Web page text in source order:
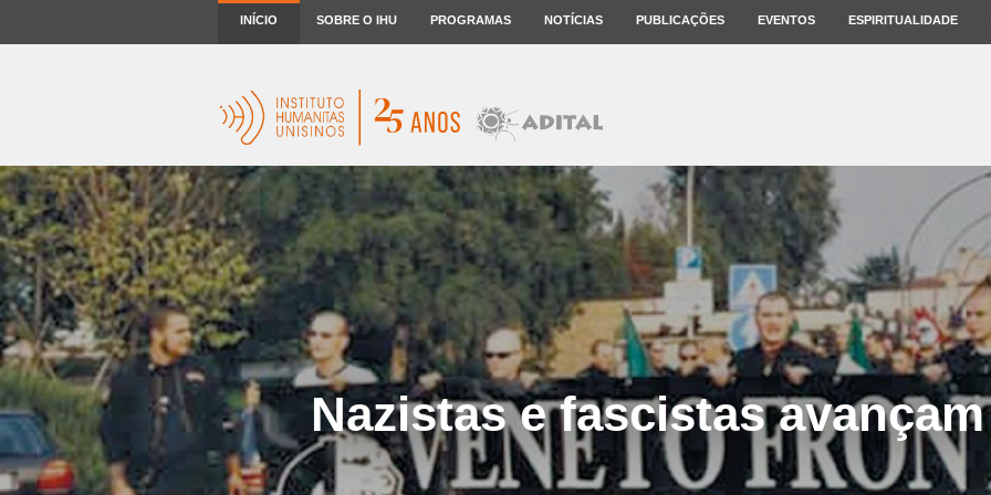
INÍCIO SOBRE O IHU PROGRAMAS NOTÍCIAS PUBLICAÇÕES EVENTOS ESPIRITUALIDADE
Nazistas e fascistas